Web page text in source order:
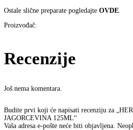
Ostale slične preparate pogledajte OVDE
Proizvođač:
Recenzije
Još nema komentara.
Budite prvi koji će napisati recenziju za
JAGORCEVINA 125ML“
Vaša adresa e-pošte neće biti objavljena.